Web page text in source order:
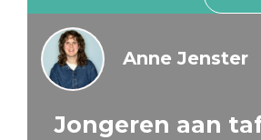
Anne Jenster
Jongeren aan